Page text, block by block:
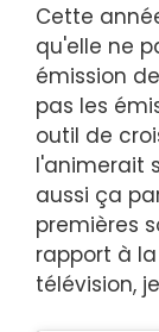
Cette
qu'elle ne
émission
pas les
outil de
l'animerait
aussi ça
premières
rapport à
télévision,